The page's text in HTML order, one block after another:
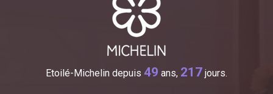
Etoilé-Michelin depuis 49 ans, 217 jours.